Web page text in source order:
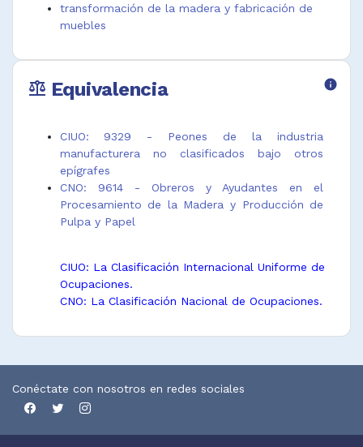
transformación de la madera y fabricación de
muebles
balance Equivalencia info
CIUO: 9329 - Peones de la industria
manufacturera no clasificados bajo otros
epígrafes
CNO: 9614 - Obreros y Ayudantes en el
Procesamiento de la Madera y Producción de
Pulpa y Papel
CIUO: La Clasificación Internacional Uniforme de
Ocupaciones.
CNO: La Clasificación Nacional de Ocupaciones.
Conéctate con nosotros en redes sociales